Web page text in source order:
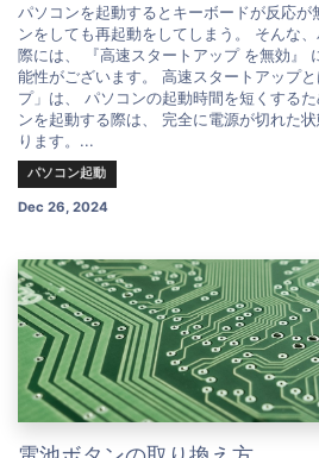
パソコンを起動するとキーボードが反応が
ンをしても再起動をしてしまう。 そんな
際には、 『高速スタートアップ を無効』
能性がございます。 高速スタートアップ
プ」は、 パソコンの起動時間を短くする
ンを起動する際は、 完全に電源が切れた
ります。...
パソコン起動
Dec 26, 2024